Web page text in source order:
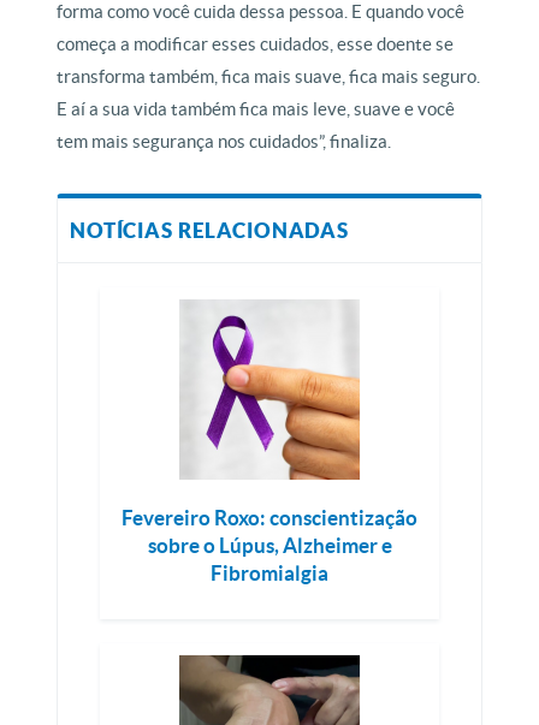
forma como você cuida dessa pessoa. E quando você
começa a modificar esses cuidados, esse doente se
transforma também, fica mais suave, fica mais seguro.
E aí a sua vida também fica mais leve, suave e você
tem mais segurança nos cuidados”, finaliza.
NOTÍCIAS RELACIONADAS
Fevereiro Roxo: conscientização
sobre o Lúpus, Alzheimer e
Fibromialgia